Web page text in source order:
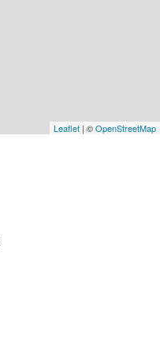
Leaflet | ©OpenStreetMap